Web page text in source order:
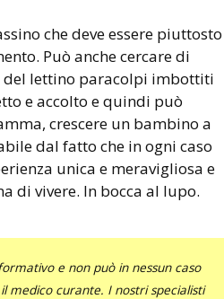
che deve essere piuttosto
Può anche cercare di
del lettino paracolpi imbottiti
e accolto e quindi può
crescere un bambino a
dal fatto che in ogni caso
unica e meravigliosa e
di vivere. In bocca al lupo.
e non può in nessun caso
medico curante. I nostri specialisti